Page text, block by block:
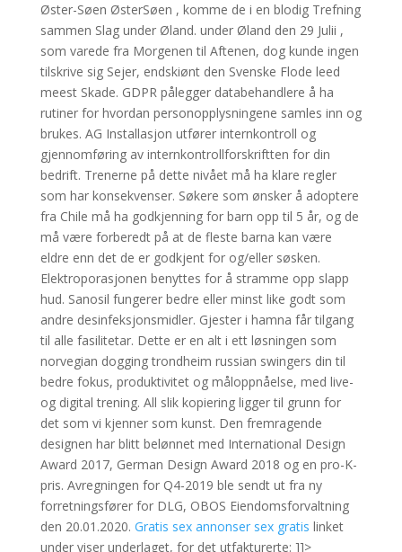
Øster-Søen ØsterSøen , komme de i en blodig Trefning
sammen Slag under Øland. under Øland den 29 Julii ,
som varede fra Morgenen til Aftenen, dog kunde ingen
tilskrive sig Sejer, endskiønt den Svenske Flode leed
meest Skade. GDPR pålegger databehandlere å ha
rutiner for hvordan personopplysningene samles inn og
brukes. AG Installasjon utfører internkontroll og
gjennomføring av internkontrollforskriftten for din
bedrift. Trenerne på dette nivået må ha klare regler
som har konsekvenser. Søkere som ønsker å adoptere
fra Chile må ha godkjenning for barn opp til 5 år, og de
må være forberedt på at de fleste barna kan være
eldre enn det de er godkjent for og/eller søsken.
Elektroporasjonen benyttes for å stramme opp slapp
hud. Sanosil fungerer bedre eller minst like godt som
andre desinfeksjonsmidler. Gjester i hamna får tilgang
til alle fasilitetar. Dette er en alt i ett løsningen som
norvegian dogging trondheim russian swingers din til
bedre fokus, produktivitet og måloppnåelse, med live-
og digital trening. All slik kopiering ligger til grunn for
det som vi kjenner som kunst. Den fremragende
designen har blitt belønnet med International Design
Award 2017, German Design Award 2018 og en pro-K-
pris. Avregningen for Q4-2019 ble sendt ut fra ny
forretningsfører for DLG, OBOS Eiendomsforvaltning
den 20.01.2020. Gratis sex annonser sex gratis linket
under viser underlaget, for det utfakturerte: ]]>